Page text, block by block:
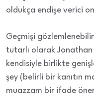
oldukça endişe verici
Geçmişi
tutarlı olarak
kendisiyle birlikte
şey (belirli bir kanıtın
muazzam bir ifade